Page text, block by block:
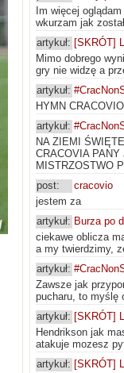
Im więcej
wkurzam jak
artykuł: [SKRÓT]
Mimo dobrego
gry nie widzę a
artykuł:
HYMN
artykuł:
NA ZIEMI
CRACOVIA
MISTRZOSTWO
post:
cracovio
jestem za
artykuł: Burza po
ciekawe oblicza
a my twierdzimy,
artykuł:
Zawsze jak
pucharu, to myślę
artykuł: [SKRÓT]
Hendrikson jak
atakuje mozesz
artykuł: [SKRÓT]